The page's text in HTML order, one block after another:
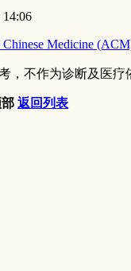
Chinese Medicine
，不作为诊断及医疗
返回列表